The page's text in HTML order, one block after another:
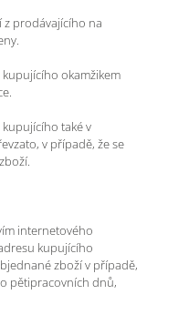
z prodávajícího na
okamžikem
také v
v případě, že se
internetového
kupujícího
zboží v případě,
pětipracovních dnů,